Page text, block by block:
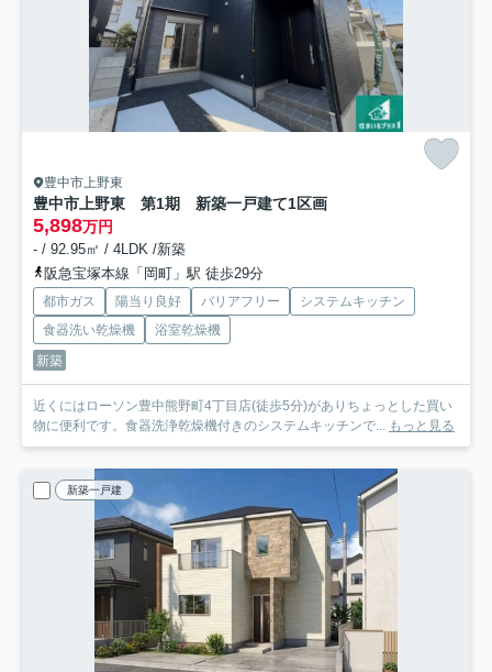
豊中市上野東
豊中市上野東 第1期 新築一戸建て1区画
5,898万円
- / 92.95㎡ / 4LDK /新築
阪急宝塚本線「岡町」駅 徒歩29分
都市ガス 陽当り良好 バリアフリー
システムキッチン
食器洗い乾燥機
浴室乾燥機
新築
近くにはローソン豊中熊野町4丁目店(徒歩5分)がありちょっとした買い
物に便利です。食器洗浄乾燥機付きのシステムキッチンで... もっと見る
新築一戸建